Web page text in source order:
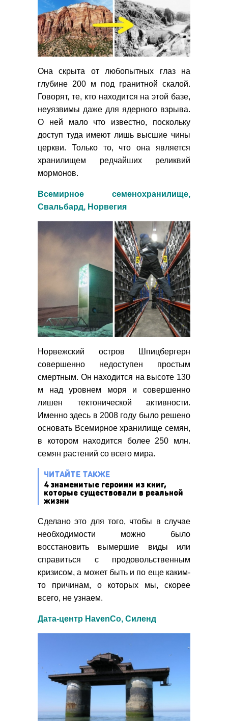
Она скрыта от любопытных глаз на
глубине 200 м под гранитной скалой.
Говорят, те, кто находится на этой базе,
неуязвимы даже для ядерного взрыва.
О ней мало что известно, поскольку
доступ туда имеют лишь высшие чины
церкви. Только то, что она является
хранилищем редчайших реликвий
мормонов.
Всемирное семенохранилище,
Свальбард, Норвегия
Норвежский остров Шпицбергерн
совершенно недоступен простым
смертным. Он находится на высоте 130
м над уровнем моря и совершенно
лишен тектонической активности.
Именно здесь в 2008 году было решено
основать Всемирное хранилище семян,
в котором находится более 250 млн.
семян растений со всего мира.
ЧИТАЙТЕ ТАКЖЕ
4 знаменитые героини из книг,
которые существовали в реальной
жизни
Сделано это для того, чтобы в случае
необходимости можно было
восстановить вымершие виды или
справиться с продовольственным
кризисом, а может быть и по еще каким-
то причинам, о которых мы, скорее
всего, не узнаем.
Дата-центр HavenCo, Силенд